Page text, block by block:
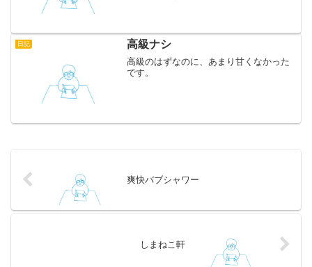
入。おっさんの歌声をお金を...
日記 高級ナシ
高級のはずなのに、あまり甘くなかった
です。
爽快バブシャワー
しまねこ軒